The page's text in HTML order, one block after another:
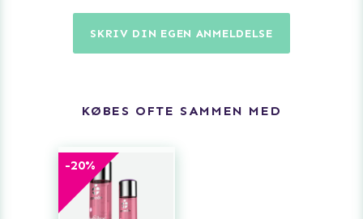
SKRIV DIN EGEN ANMELDELSE
KØBES OFTE SAMMEN MED
-20%